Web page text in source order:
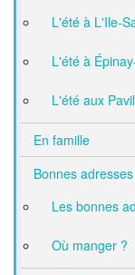
L'été à L'Ile-
L'été à
L'été aux
En famille
Bonnes adresses
Les bonnes
Où manger ?